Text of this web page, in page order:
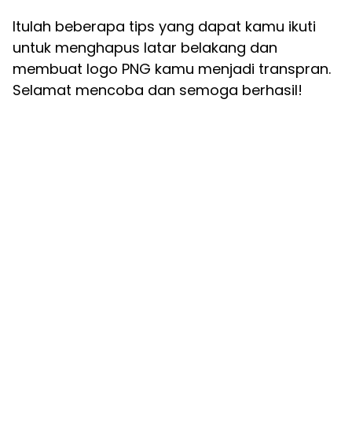
Itulah beberapa tips yang dapat kamu ikuti
untuk menghapus latar belakang dan
membuat logo PNG kamu menjadi transpran.
Selamat mencoba dan semoga berhasil!